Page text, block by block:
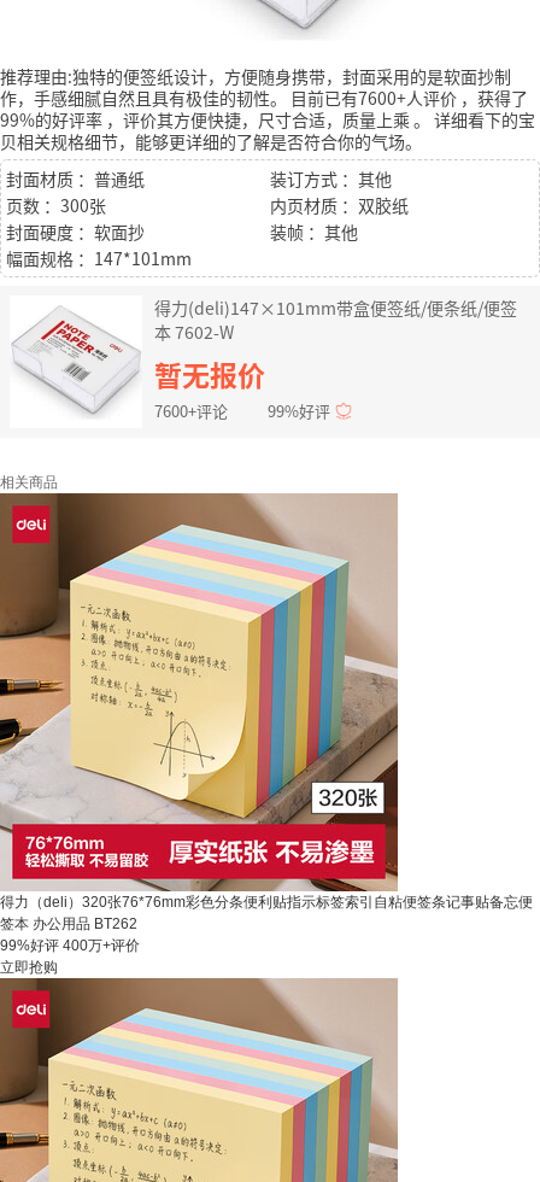
推荐理由:独特的便签纸设计，方便随身携带，封面采用的是软面抄制
作，手感细腻自然且具有极佳的韧性。
目前已有7600+人评价 ，获得了
99%的好评率 ，评价其方便快捷，尺寸合适，质量上乘 。 详细看下的宝
贝相关规格细节，能够更详细的了解是否符合你的气场。
封面材质 ：普通纸
装订方式 ：其他
页数 ：300张
内页材质 ：双胶纸
封面硬度 ：软面抄
装帧 ：其他
幅面规格 ：147*101mm
得力(deli)147×101mm带盒便签纸/便条纸/便签
本 7602-W
暂无报价
7600+评论 99%好评
相关商品
得力（deli）320张76*76mm彩色分条便利贴指示标签索引自粘便签条记事贴备忘便
签本 办公用品 BT262
99%好评 400万+评价
立即抢购